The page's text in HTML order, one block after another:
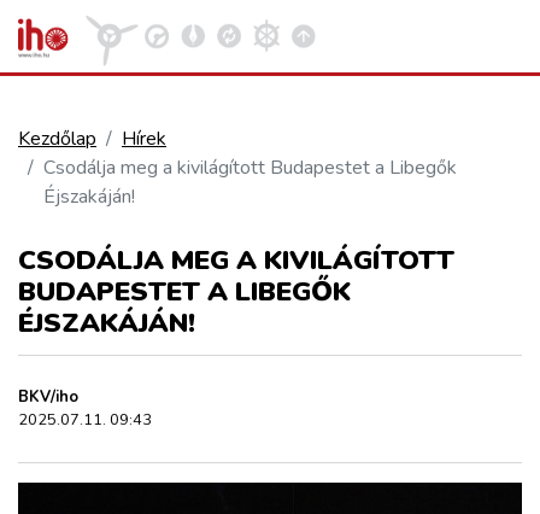
VASÚT
KÖZÚT
REPÜLÉS
KÖZLEKEDÉSFEJLESZTÉS
Kezdőlap
Hírek
Csodálja meg a kivilágított Budapestet a Libegők
Éjszakáján!
CSODÁLJA MEG A KIVILÁGÍTOTT
BUDAPESTET A LIBEGŐK
ÉJSZAKÁJÁN!
BKV/iho
2025.07.11. 09:43